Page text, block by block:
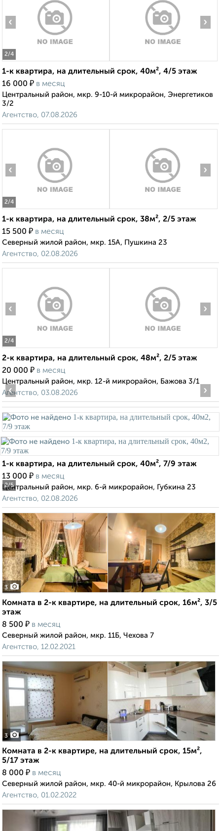
2/4
‹ ›
1-к квартира, на длительный срок, 40м², 4/5 этаж
16 000 ₽ в месяц
Центральный район, мкр. 9-10-й микрорайон, Энергетиков
3/2
Агентство, 07.08.2026
2/4
‹ ›
1-к квартира, на длительный срок, 38м², 2/5 этаж
15 500 ₽ в месяц
Северный жилой район, мкр. 15А, Пушкина 23
Агентство, 02.08.2026
2/4
‹ ›
2-к квартира, на длительный срок, 48м², 2/5 этаж
20 000 ₽ в месяц
Центральный район, мкр. 12-й микрорайон, Бажова 3/1
Агентство, 03.08.2026
2/5
‹ ›
1-к квартира, на длительный срок, 40м², 7/9 этаж
13 000 ₽ в месяц
Центральный район, мкр. 6-й микрорайон, Губкина 23
Агентство, 02.08.2026
3
Комната в 2-к квартире, на длительный срок, 16м², 3/5
этаж
8 500 ₽ в месяц
Северный жилой район, мкр. 11Б, Чехова 7
Агентство, 12.02.2021
3
Комната в 2-к квартире, на длительный срок, 15м²,
5/17 этаж
8 000 ₽ в месяц
Северный жилой район, мкр. 40-й микрорайон, Крылова 26
Агентство, 01.02.2022